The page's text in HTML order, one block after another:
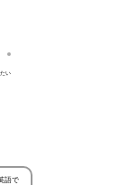
い
語で